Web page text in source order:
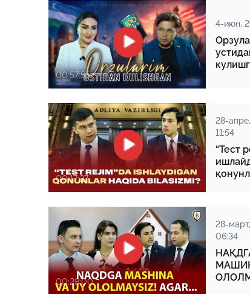
00:57:55
4-июн,
00:17:27
28-
11:54
“Тест
00:28:00
28-
06:34